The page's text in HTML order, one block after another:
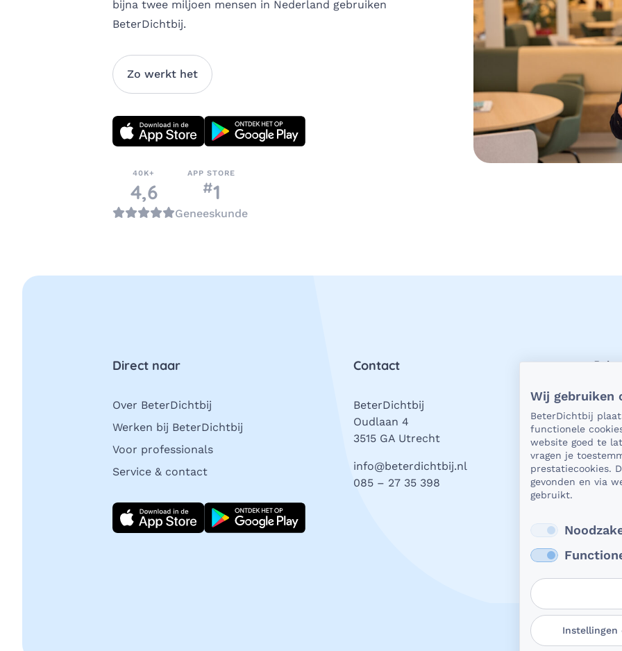
bijna twee miljoen mensen in Nederland gebruiken
BeterDichtbij. ​
Zo werkt het
Download direct
40K+
4,6
APP STORE
#nummer
1
in de categorie
Geneeskunde
Direct naar
Over BeterDichtbij
Werken bij BeterDichtbij
Voor professionals
Service & contact
Download direct
Contact
BeterDichtbij
Oudlaan 4
3515 GA Utrecht
info@beterdichtbij.nl
085 – 27 35 398
Als
wat
valt.
Wij gebruiken
BeterDichtbij
functionele
website goed te
vragen je
prestatiecookies.
gevonden en via
gebruikt.
Instellingen